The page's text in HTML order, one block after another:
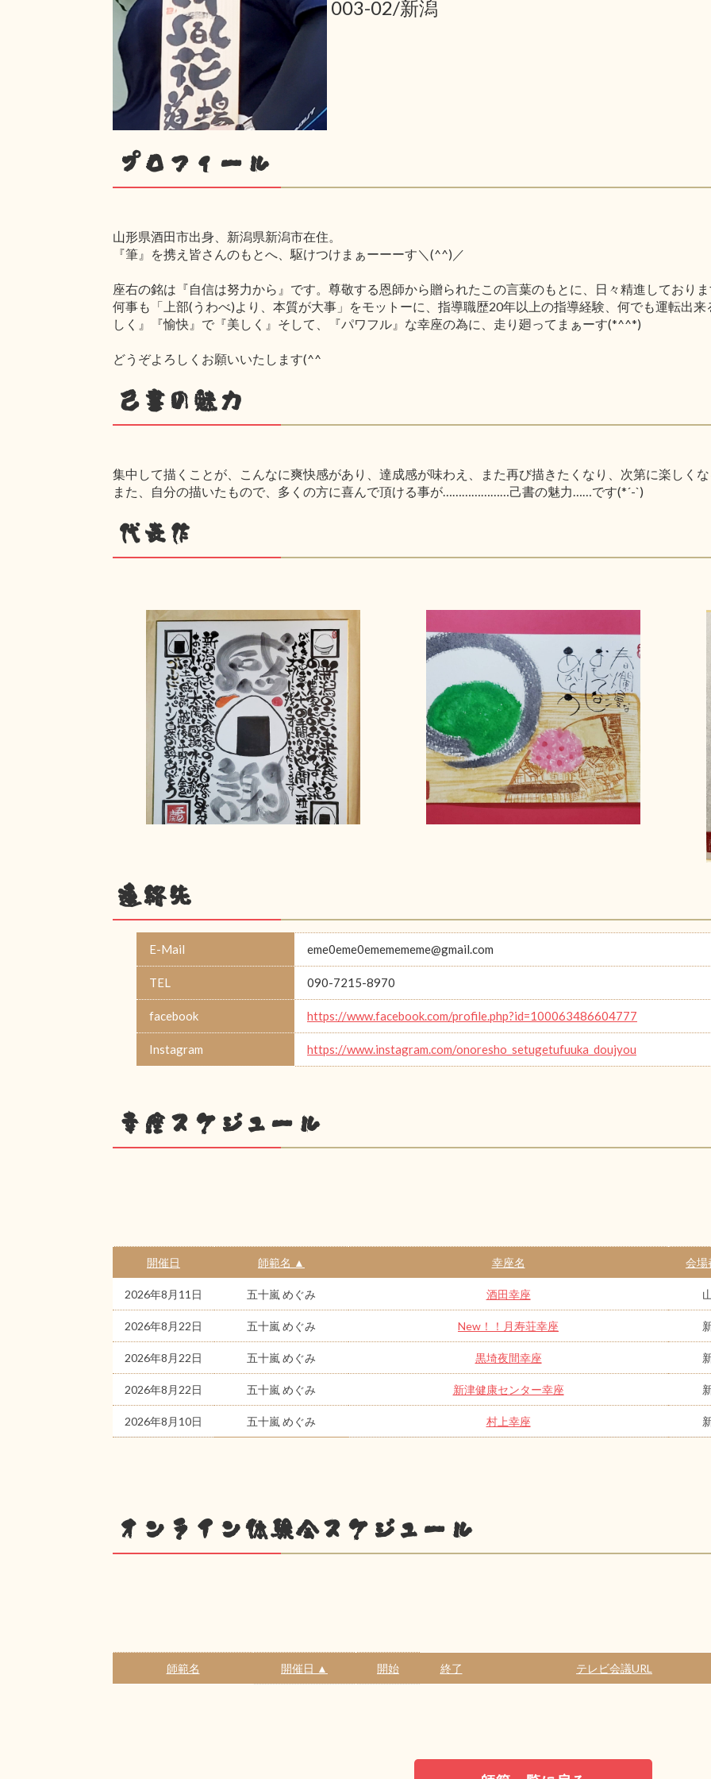
003-02/新潟
プロフィール
山形県酒田市出身、新潟県新潟市在住。
『筆』を携え皆さんのもとへ、駆けつけまぁーーーす＼(^^)／
座右の銘は『自信は努力から』です。尊敬する恩師から贈られたこの言葉のもとに、日々精進しており
何事も「上部(うわべ)より、本質が大事」をモットーに、指導職歴20年以上の指導経験、何でも運転出
しく』『愉快』で『美しく』そして、『パワフル』な幸座の為に、走り廻ってまぁーす(*^^*)
どうぞよろしくお願いいたします(^^ゞ
己書の魅力
集中して描くことが、こんなに爽快感があり、達成感が味わえ、また再び描きたくなり、次第に楽しく
また、自分の描いたもので、多くの方に喜んで頂ける事が…………………己書の魅力……です(*´-`)
代表作
連絡先
E-Mail eme0eme0ememememe@gmail.com
TEL 090-7215-8970
facebook https://www.facebook.com/profile.php?id=100063486604777
Instagram https://www.instagram.com/onoresho_setugetufuuka_doujyou
幸座スケジュール
開催日 師範名 ▲ 幸座名 会場
2026年8月11日 五十嵐 めぐみ 酒田幸座
2026年8月22日 五十嵐 めぐみ New！！月寿荘幸座
2026年8月22日 五十嵐 めぐみ 黒埼夜間幸座
2026年8月22日 五十嵐 めぐみ 新津健康センター幸座
2026年8月10日 五十嵐 めぐみ 村上幸座
オンライン体験会スケジュール
師範名 開催日 ▲ 開始 終了 テレビ会議URL